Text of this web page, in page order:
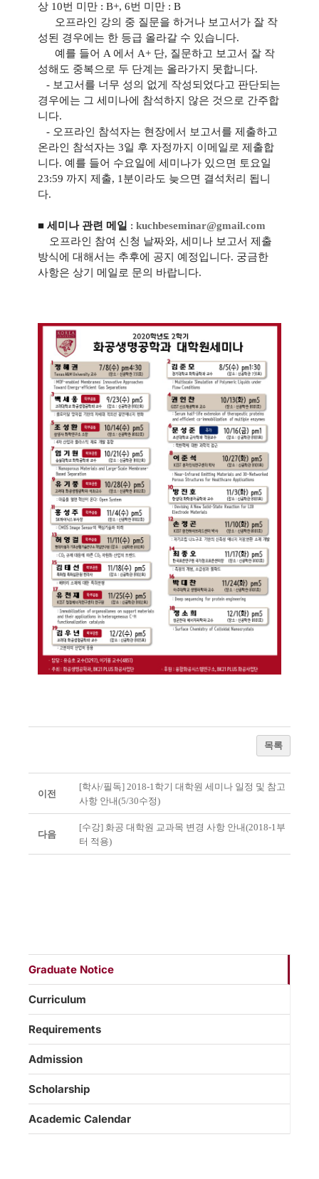
상 10번 미만 : B+, 6번 미만 : B
오프라인 강의 중 질문을 하거나 보고서가 잘 작
성된 경우에는 한 등급 올라갈 수 있습니다.
예를 들어 A 에서 A+ 단, 질문하고 보고서 잘 작
성해도 중복으로 두 단계는 올라가지 못합니다.
- 보고서를 너무 성의 없게 작성되었다고 판단되는
경우에는 그 세미나에 참석하지 않은 것으로 간주합
니다.
- 오프라인 참석자는 현장에서 보고서를 제출하고
온라인 참석자는 3일 후 자정까지 이메일로 제출합
니다. 예를 들어 수요일에 세미나가 있으면 토요일
23:59 까지 제출, 1분이라도 늦으면 결석처리 됩니
다.
■ 세미나 관련 메일 : kuchbeseminar@gmail.com
오프라인 참여 신청 날짜와, 세미나 보고서 제출
방식에 대해서는 추후에 공지 예정입니다. 궁금한
사항은 상기 메일로 문의 바랍니다.
목록
이전
[학사/필독] 2018-1학기 대학원 세미나 일정 및 참고
사항 안내(5/30수정)
다음
[수강] 화공 대학원 교과목 변경 사항 안내(2018-1부
터 적용)
Graduate Notice
Curriculum
Requirements
Admission
Scholarship
Academic Calendar